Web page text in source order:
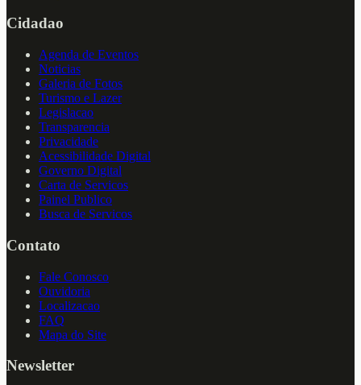
Cidadao
Agenda de Eventos
Noticias
Galeria de Fotos
Turismo e Lazer
Legislacao
Transparencia
Privacidade
Acessibilidade Digital
Governo Digital
Carta de Servicos
Painel Publico
Busca de Servicos
Contato
Fale Conosco
Ouvidoria
Localizacao
FAQ
Mapa do Site
Newsletter